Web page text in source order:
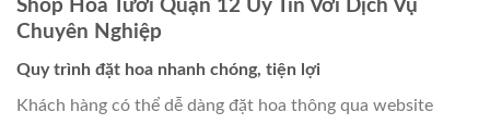
Shop Hoa Tươi Quận 12 Uy Tín Với Dịch Vụ
Chuyên Nghiệp
Quy trình đặt hoa nhanh chóng, tiện lợi
Khách hàng có thể dễ dàng đặt hoa thông qua website